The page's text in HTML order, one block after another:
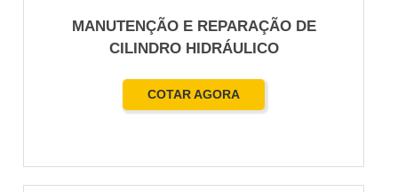
MANUTENÇÃO E REPARAÇÃO DE
CILINDRO HIDRÁULICO
COTAR AGORA